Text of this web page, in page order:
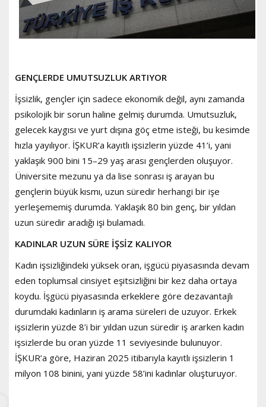
GENÇLERDE UMUTSUZLUK ARTIYOR
İşsizlik, gençler için sadece ekonomik değil, aynı zamanda
psikolojik bir sorun haline gelmiş durumda. Umutsuzluk,
gelecek kaygısı ve yurt dışına göç etme isteği, bu kesimde
hızla yayılıyor. İŞKUR’a kayıtlı işsizlerin yüzde 41’i, yani
yaklaşık 900 bini 15–29 yaş arası gençlerden oluşuyor.
Üniversite mezunu ya da lise sonrası iş arayan bu
gençlerin büyük kısmı, uzun süredir herhangi bir işe
yerleşememiş durumda. Yaklaşık 80 bin genç, bir yıldan
uzun süredir aradığı işi bulamadı.
KADINLAR UZUN SÜRE İŞSİZ KALIYOR
Kadın işsizliğindeki yüksek oran, işgücü piyasasında devam
eden toplumsal cinsiyet eşitsizliğini bir kez daha ortaya
koydu. İşgücü piyasasında erkeklere göre dezavantajlı
durumdaki kadınların iş arama süreleri de uzuyor. Erkek
işsizlerin yüzde 8’i bir yıldan uzun süredir iş ararken kadın
işsizlerde bu oran yüzde 11 seviyesinde bulunuyor.
İŞKUR’a göre, Haziran 2025 itibarıyla kayıtlı işsizlerin 1
milyon 108 binini, yani yüzde 58’ini kadınlar oluşturuyor.